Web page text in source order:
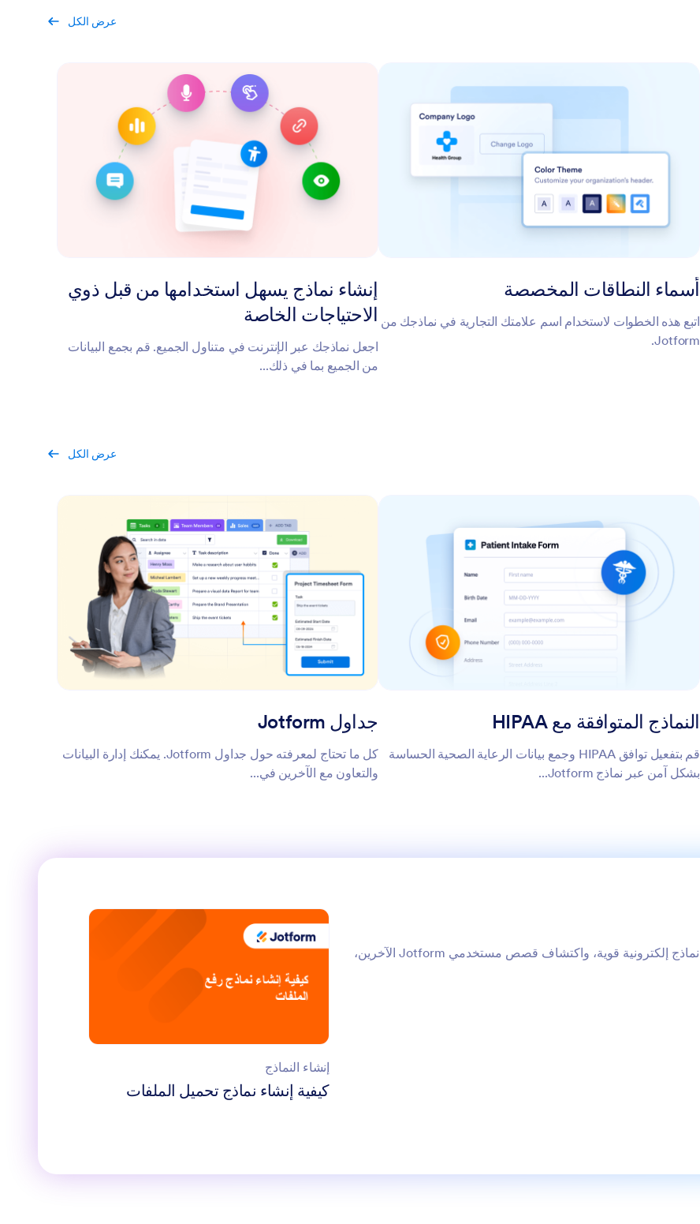
عرض الكل
أسماء النطاقات المخصصة
اتبع هذه الخطوات لاستخدام اسم علامتك التجارية في نماذجك من
Jotform.
إنشاء نماذج يسهل استخدامها من قبل ذوي
الاحتياجات الخاصة
اجعل نماذجك عبر الإنترنت في متناول الجميع. قم بجمع البيانات
من الجميع بما في ذلك...
عرض الكل
النماذج المتوافقة مع HIPAA
قم بتفعيل توافق HIPAA وجمع بيانات الرعاية الصحية الحساسة
بشكل آمن عبر نماذج Jotform...
جداول Jotform
كل ما تحتاج لمعرفته حول جداول Jotform. يمكنك إدارة البيانات
والتعاون مع الآخرين في...
يمكنك تعلم كيفية استخدام Jotform لإنشاء ومشاركة نماذج إلكترونية قوية، واكتشاف قصص مستخدمي Jotform الآخرين،
إنشاء النماذج
كيفية إنشاء نماذج تحميل الملفات